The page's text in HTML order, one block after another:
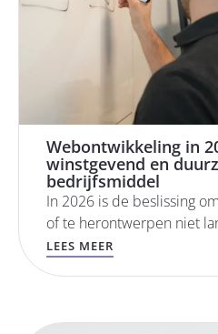
Webontwikkeling in
winstgevend en
bedrijfsmiddel
In 2026 is de beslissing
of te herontwerpen niet
LEES MEER